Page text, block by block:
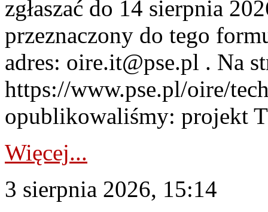
zgłaszać do 14 sierpnia
przeznaczony do tego
adres: oire.it@pse.pl . Na
https://www.pse.pl/oire/
opublikowaliśmy: projekt
Więcej...
3 sierpnia 2026, 15:14